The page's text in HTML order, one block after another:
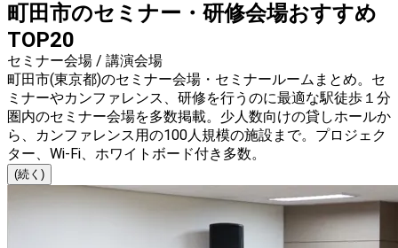
町田市のセミナー・研修会場おすすめ
TOP20
セミナー会場 / 講演会場
町田市(東京都)のセミナー会場・セミナールームまとめ。セ
ミナーやカンファレンス、研修を行うのに最適な駅徒歩１分
圏内のセミナー会場を多数掲載。少人数向けの貸しホールか
ら、カンファレンス用の100人規模の施設まで。プロジェク
ター、Wi-Fi、ホワイトボード付き多数。
(続く)